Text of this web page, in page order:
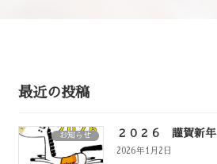
最近の投稿
お知らせ ２０２６ 謹賀新年
2026年1月2日